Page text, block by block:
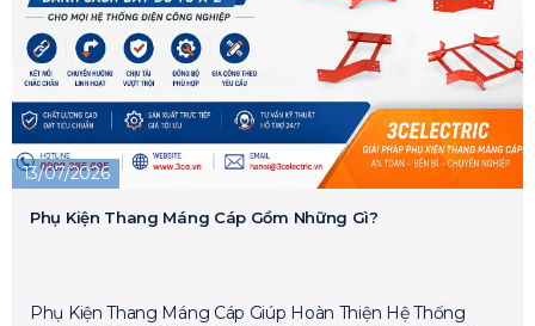
13/07/2026
Phụ Kiện Thang Máng Cáp Gồm Những Gì?
Phụ Kiện Thang Máng Cáp Giúp Hoàn Thiện Hệ Thống